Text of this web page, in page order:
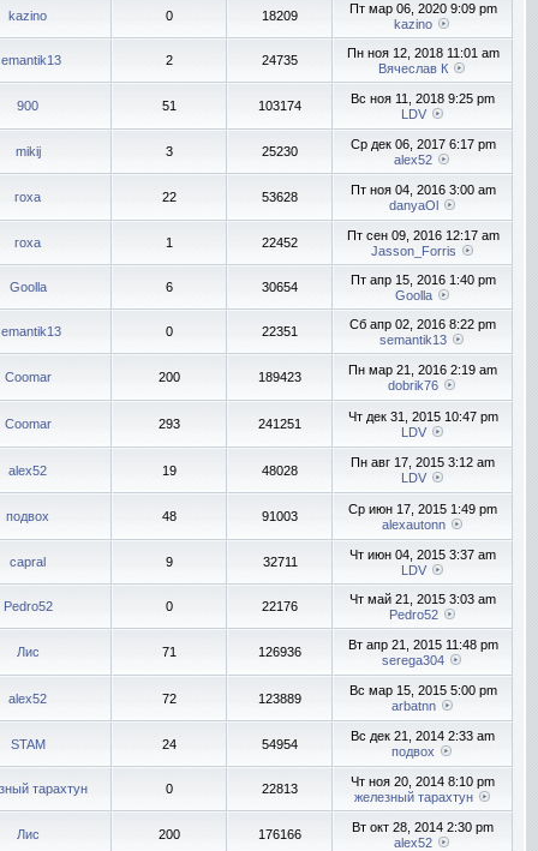
kazino 0 18209
Пт мар 06, 2020 9:09 pm
kazino
2 24735
Пн ноя 12, 2018 11:01 am
Вячеслав К
900 51 103174
Вс ноя 11, 2018 9:25 pm
LDV
mikij 3 25230
Ср дек 06, 2017 6:17 pm
alex52
гоха 22 53628
Пт ноя 04, 2016 3:00 am
danyaOl
гоха 1 22452
Пт сен 09, 2016 12:17 am
Jasson_Forris
Goolla 6 30654
Пт апр 15, 2016 1:40 pm
Goolla
0 22351
Сб апр 02, 2016 8:22 pm
semantik13
Coomar 200 189423
Пн мар 21, 2016 2:19 am
dobrik76
Coomar 293 241251
Чт дек 31, 2015 10:47 pm
LDV
alex52 19 48028
Пн авг 17, 2015 3:12 am
LDV
подвох 48 91003
Ср июн 17, 2015 1:49 pm
alexautonn
capral 9 32711
Чт июн 04, 2015 3:37 am
LDV
Pedro52 0 22176
Чт май 21, 2015 3:03 am
Pedro52
Лис 71 126936
Вт апр 21, 2015 11:48 pm
serega304
alex52 72 123889
Вс мар 15, 2015 5:00 pm
arbatnn
STAM 24 54954
Вс дек 21, 2014 2:33 am
подвох
тарахтун 0 22813
Чт ноя 20, 2014 8:10 pm
железный тарахтун
Лис 200 176166
Вт окт 28, 2014 2:30 pm
alex52